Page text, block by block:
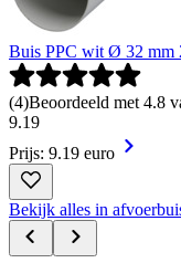
Buis PPC wit Ø 32 mm
(4)Beoordeeld met 4.8
9.19
Prijs: 9.19 euro
Bekijk alles in